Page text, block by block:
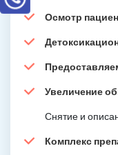
Осмотр
Увеличение
Снятие и
Комплекс